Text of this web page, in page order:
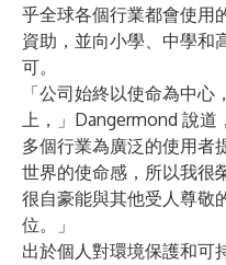
乎全球各個行業都會使用
資助，並向小學、中學和
可。
「公司始終以使命為中
上，」Dangermond 說道
多個行業為廣泛的使用者
世界的使命感，所以我很
很自豪能與其他受人尊敬
位。」
出於個人對環境保護和可